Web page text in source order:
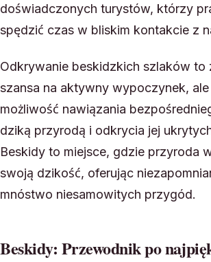
doświadczonych turystów, którzy
spędzić czas w bliskim kontakcie z
Odkrywanie beskidzkich szlaków to
szansa na aktywny wypoczynek,
możliwość nawiązania
dziką przyrodą i odkrycia jej
Beskidy to miejsce, gdzie przyroda
swoją dzikość, oferując
mnóstwo niesamowitych przygód.
Beskidy: Przewodnik po